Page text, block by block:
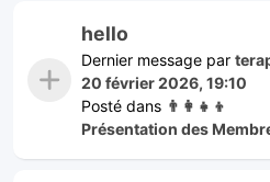
hello
Dernier message par
20 février 2026, 19:10
Posté dans 👨‍👩‍👧‍👦
Présentation des